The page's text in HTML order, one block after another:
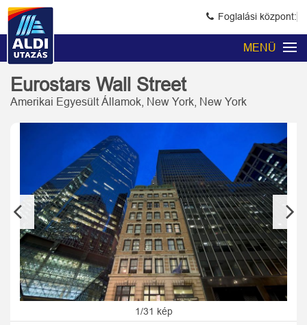
Foglalási központ:
MENÜ
Eurostars Wall Street
Amerikai Egyesült Államok, New York, New York
Previous
1/31 kép
Next